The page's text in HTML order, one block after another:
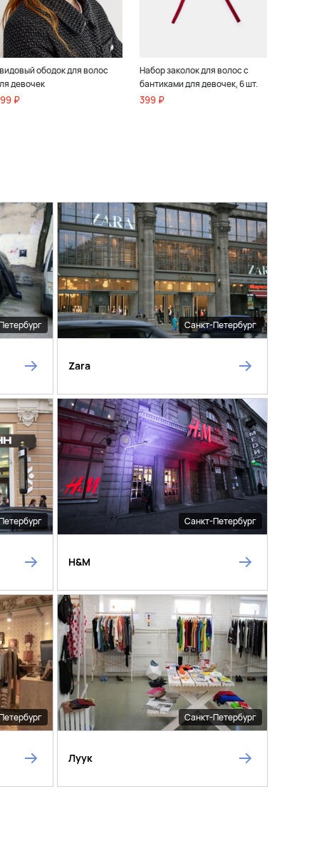
ободок для волос
девочек
₽
Набор заколок для волос с
бантиками для девочек, 6 шт.
399 ₽
Санкт-Петербург
Zara
Санкт-Петербург
H&M
Санкт-Петербург
Луук